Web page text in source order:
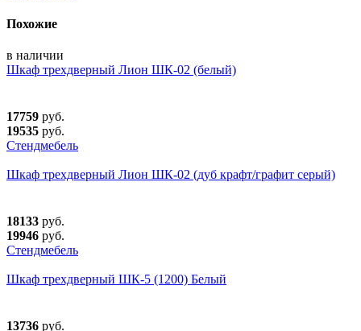
Похожие
в наличии
Шкаф трехдверный Лион ШК-02 (белый)
17759 руб.
19535 руб.
Стендмебель
Шкаф трехдверный Лион ШК-02 (дуб крафт/графит серый)
18133 руб.
19946 руб.
Стендмебель
Шкаф трехдверный ШК-5 (1200) Белый
13736 руб.